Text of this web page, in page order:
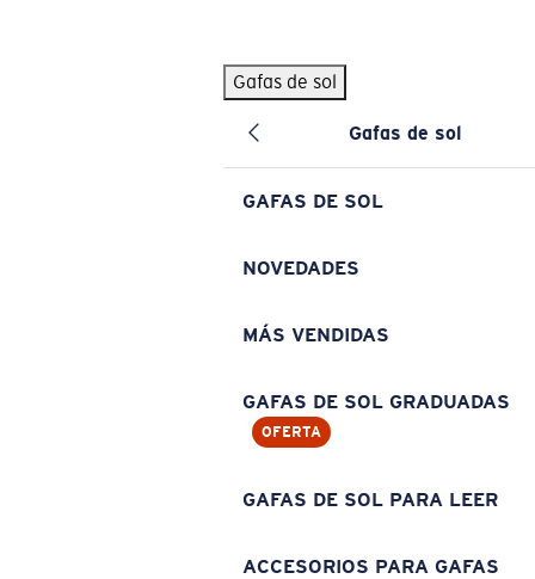
Gafas de sol
Gafas de sol
GAFAS DE SOL
NOVEDADES
MÁS VENDIDAS
GAFAS DE SOL GRADUADAS
OFERTA
GAFAS DE SOL PARA LEER
ACCESORIOS PARA GAFAS
BÚSQUEDAS POPULARES
Pilothouse PRO Limited Edition Pack Exclusivo
Gafas de sol personalizadas
Los más vendidos de gafas de sol